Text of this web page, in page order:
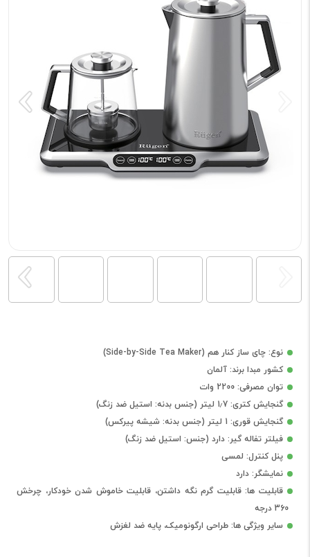
نوع: چای ساز کنار هم (Side-by-Side Tea Maker)
کشور مبدا برند: آلمان
توان مصرفی: 2200 وات
گنجایش کتری: 1٫7 لیتر (جنس بدنه: استیل ضد زنگ)
گنجایش قوری: 1 لیتر (جنس بدنه: شیشه پیرکس)
فیلتر تفاله گیر: دارد (جنس: استیل ضد زنگ)
پنل کنترل: لمسی
نمایشگر: دارد
قابلیت ها: قابلیت گرم نگه داشتن، قابلیت خاموش شدن خودکار، چرخش
360 درجه
سایر ویژگی ها: طراحی ارگونومیک، پایه ضد لغزش